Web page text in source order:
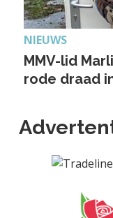
NIEUWS
MMV-lid
rode draad